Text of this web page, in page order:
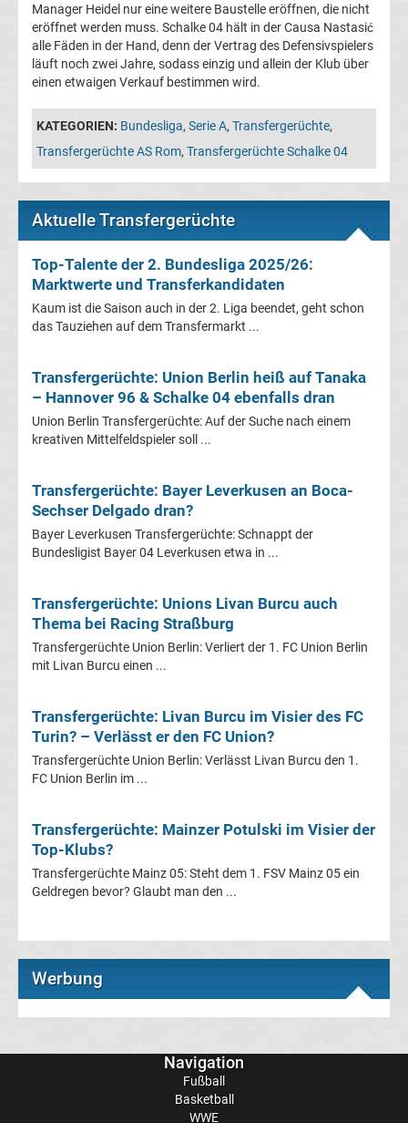
League
Fußball
Fußball
Frauenfußball
Amateurfußball
Transfergerüchte
Transferticker
-
vom
Transfermarkt
Trainerentlassungen
Bundesliga
Fußballklubs
Fußball
Bundesliga
2.
3.
Liga
Manager Heidel nur eine weitere Baustelle eröffnen, die nicht
eröffnet werden muss. Schalke 04 hält in der Causa Nastasić
alle Fäden in der Hand, denn der Vertrag des Defensivspielers
läuft noch zwei Jahre, sodass einzig und allein der Klub über
einen etwaigen Verkauf bestimmen wird.
KATEGORIEN: Bundesliga, Serie A, Transfergerüchte,
Transfergerüchte AS Rom, Transfergerüchte Schalke 04
Aktuelle Transfergerüchte
Top-Talente der 2. Bundesliga 2025/26:
Marktwerte und Transferkandidaten
Kaum ist die Saison auch in der 2. Liga beendet, geht schon
das Tauziehen auf dem Transfermarkt ...
Transfergerüchte: Union Berlin heiß auf Tanaka
– Hannover 96 & Schalke 04 ebenfalls dran
Union Berlin Transfergerüchte: Auf der Suche nach einem
kreativen Mittelfeldspieler soll ...
Transfergerüchte: Bayer Leverkusen an Boca-
Sechser Delgado dran?
Bayer Leverkusen Transfergerüchte: Schnappt der
Bundesligist Bayer 04 Leverkusen etwa in ...
Transfergerüchte: Unions Livan Burcu auch
Thema bei Racing Straßburg
Transfergerüchte Union Berlin: Verliert der 1. FC Union Berlin
mit Livan Burcu einen ...
Transfergerüchte: Livan Burcu im Visier des FC
Turin? – Verlässt er den FC Union?
Transfergerüchte Union Berlin: Verlässt Livan Burcu den 1.
FC Union Berlin im ...
Transfergerüchte: Mainzer Potulski im Visier der
Top-Klubs?
Transfergerüchte Mainz 05: Steht dem 1. FSV Mainz 05 ein
Geldregen bevor? Glaubt man den ...
Werbung
Navigation
Fußball
Basketball
WWE